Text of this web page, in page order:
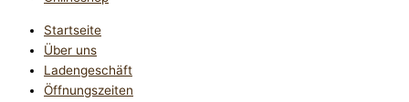
Startseite
Über uns
Ladengeschäft
Öffnungszeiten